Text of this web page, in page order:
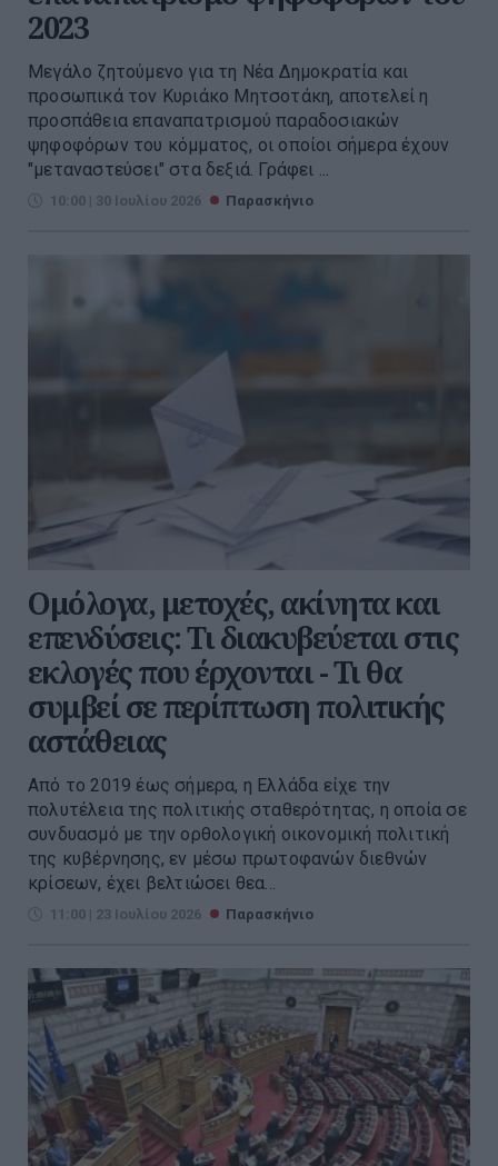
2023
Μεγάλο ζητούμενο για τη Νέα Δημοκρατία και
προσωπικά τον Κυριάκο Μητσοτάκη, αποτελεί η
προσπάθεια επαναπατρισμού παραδοσιακών
ψηφοφόρων του κόμματος, οι οποίοι σήμερα έχουν
"μεταναστεύσει" στα δεξιά. Γράφει ...
10:00 | 30 Ιουλίου 2026 Παρασκήνιο
Ομόλογα, μετοχές, ακίνητα και
επενδύσεις: Τι διακυβεύεται στις
εκλογές που έρχονται - Τι θα
συμβεί σε περίπτωση πολιτικής
αστάθειας
Από το 2019 έως σήμερα, η Ελλάδα είχε την
πολυτέλεια της πολιτικής σταθερότητας, η οποία σε
συνδυασμό με την ορθολογική οικονομική πολιτική
της κυβέρνησης, εν μέσω πρωτοφανών διεθνών
κρίσεων, έχει βελτιώσει θεα...
11:00 | 23 Ιουλίου 2026 Παρασκήνιο